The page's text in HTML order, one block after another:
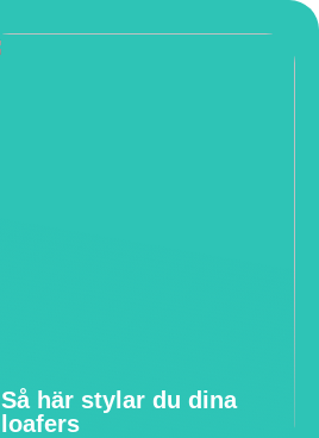
Så här stylar du dina
loafers